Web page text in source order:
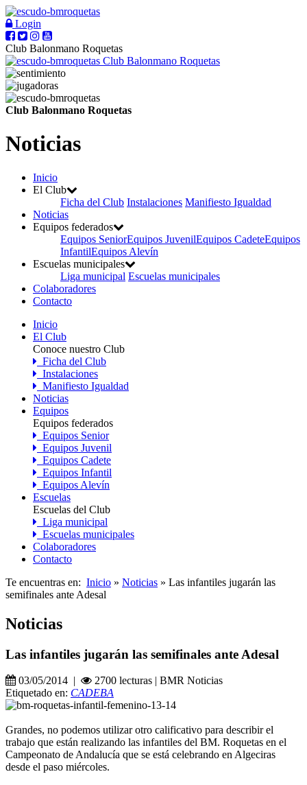
Login
Club Balonmano Roquetas
Club Balonmano Roquetas
Club Balonmano Roquetas
Noticias
Inicio
El Club
Ficha del Club Instalaciones Manifiesto Igualdad
Noticias
Equipos federados
Equipos SeniorEquipos JuvenilEquipos CadeteEquipos
InfantilEquipos Alevín
Escuelas municipales
Liga municipal Escuelas municipales
Colaboradores
Contacto
Inicio
El Club
Conoce nuestro Club
Ficha del Club
Instalaciones
Manifiesto Igualdad
Noticias
Equipos
Equipos federados
Equipos Senior
Equipos Juvenil
Equipos Cadete
Equipos Infantil
Equipos Alevín
Escuelas
Escuelas del Club
Liga municipal
Escuelas municipales
Colaboradores
Contacto
Te encuentras en: Inicio » Noticias » Las infantiles jugarán las
semifinales ante Adesal
Noticias
Las infantiles jugarán las semifinales ante Adesal
03/05/2014 |
2700 lecturas | BMR Noticias
Etiquetado en: CADEBA
Grandes, no podemos utilizar otro calificativo para describir el
trabajo que están realizando las infantiles del BM. Roquetas en el
Campeonato de Andalucía que se está celebrando en Algeciras
desde el paso miércoles.